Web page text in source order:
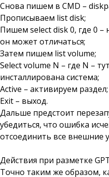
Снова пишем в CMD –
Прописываем list disk;
Пишем select disk 0, где 0 –
он может отличаться;
Затем пишем list volume;
Select volume N – где N –
инсталлирована система;
Active – активируем раздел;
Exit – выход.
Дальше предстоит
убедиться, что ошибка
отсоединить все внешние
Действия при разметке
Точно таким же образом,